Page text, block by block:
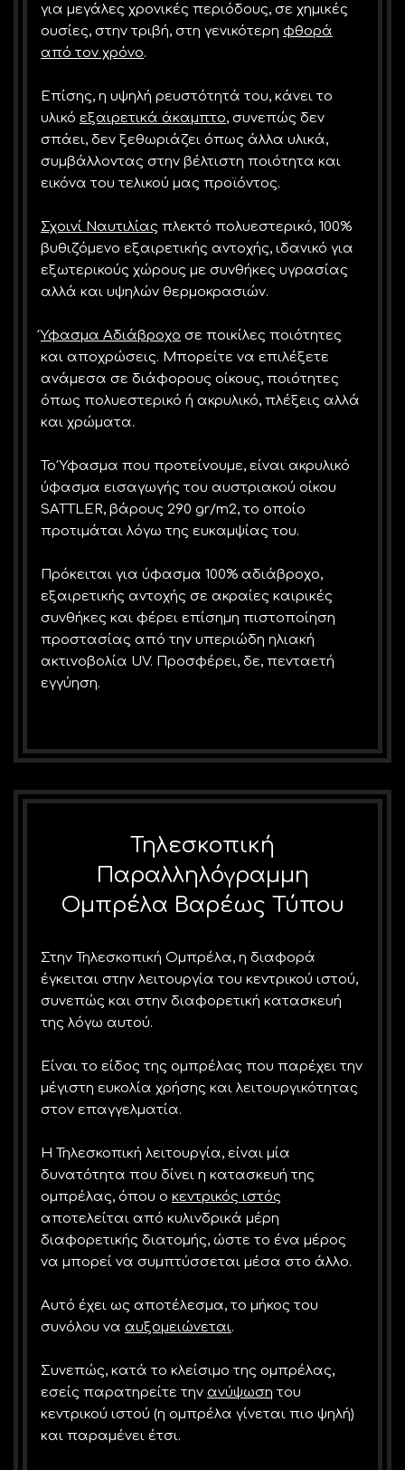
για μεγάλες χρονικές περιόδους, σε χημικές
ουσίες, στην τριβή, στη γενικότερη φθορά
από τον χρόνο.
Επίσης, η υψηλή ρευστότητά του, κάνει το
υλικό εξαιρετικά άκαμπτο, συνεπώς δεν
σπάει, δεν ξεθωριάζει όπως άλλα υλικά,
συμβάλλοντας στην βέλτιστη ποιότητα και
εικόνα του τελικού μας προϊόντος.
Σχοινί Ναυτιλίας πλεκτό πολυεστερικό, 100%
βυθιζόμενο εξαιρετικής αντοχής, ιδανικό για
εξωτερικούς χώρους με συνθήκες υγρασίας
αλλά και υψηλών θερμοκρασιών.
Ύφασμα Αδιάβροχο σε ποικίλες ποιότητες
και αποχρώσεις. Μπορείτε να επιλέξετε
ανάμεσα σε διάφορους οίκους, ποιότητες
όπως πολυεστερικό ή ακρυλικό, πλέξεις αλλά
και χρώματα.
Το Ύφασμα που προτείνουμε, είναι ακρυλικό
ύφασμα εισαγωγής του αυστριακού οίκου
SATTLER, βάρους 290 gr/m2, το οποίο
προτιμάται λόγω της ευκαμψίας του.
Πρόκειται για ύφασμα 100% αδιάβροχο,
εξαιρετικής αντοχής σε ακραίες καιρικές
συνθήκες και φέρει επίσημη πιστοποίηση
προστασίας από την υπεριώδη ηλιακή
ακτινοβολία UV. Προσφέρει, δε, πενταετή
εγγύηση.
Τηλεσκοπική
Παραλληλόγραμμη
Ομπρέλα Βαρέως Τύπου
Στην Τηλεσκοπική Ομπρέλα, η διαφορά
έγκειται στην λειτουργία του κεντρικού ιστού,
συνεπώς και στην διαφορετική κατασκευή
της λόγω αυτού.
Είναι το είδος της ομπρέλας που παρέχει την
μέγιστη ευκολία χρήσης και λειτουργικότητας
στον επαγγελματία.
Η Τηλεσκοπική λειτουργία, είναι μία
δυνατότητα που δίνει η κατασκευή της
ομπρέλας, όπου ο κεντρικός ιστός
αποτελείται από κυλινδρικά μέρη
διαφορετικής διατομής, ώστε το ένα μέρος
να μπορεί να συμπτύσσεται μέσα στο άλλο.
Αυτό έχει ως αποτέλεσμα, το μήκος του
συνόλου να αυξομειώνεται.
Συνεπώς, κατά το κλείσιμο της ομπρέλας,
εσείς παρατηρείτε την ανύψωση του
κεντρικού ιστού (η ομπρέλα γίνεται πιο ψηλή)
και παραμένει έτσι.